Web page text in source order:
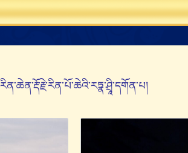
རིན་ཆེན་རྡོ་རྗེ་རིན་པོ་ཆེའི་རཏྣ་ཤྲཱི་དགོན་པ།